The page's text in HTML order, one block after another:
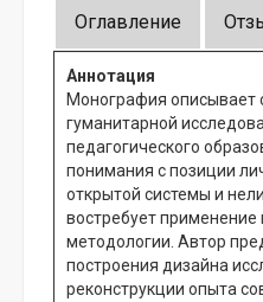
Оглавление
Аннотация
Монография описывает
гуманитарной
педагогического
понимания с позиции
открытой системы и
востребует применение
методологии. Автор
построения дизайна
реконструкции опыта